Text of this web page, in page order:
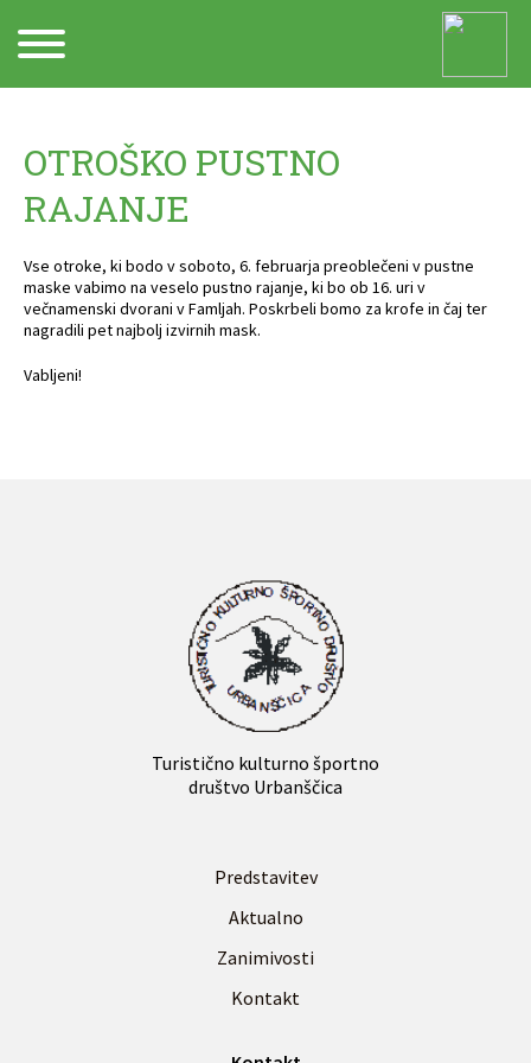
OTROŠKO PUSTNO
RAJANJE
Vse otroke, ki bodo v soboto, 6. februarja preoblečeni v pustne
maske vabimo na veselo pustno rajanje, ki bo ob 16. uri v
večnamenski dvorani v Famljah. Poskrbeli bomo za krofe in čaj ter
nagradili pet najbolj izvirnih mask.
Vabljeni!
Turistično kulturno športno
društvo Urbanščica
Predstavitev
Aktualno
Zanimivosti
Kontakt